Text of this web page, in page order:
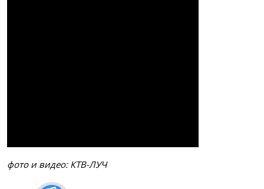
фото и видео: КТВ-ЛУЧ